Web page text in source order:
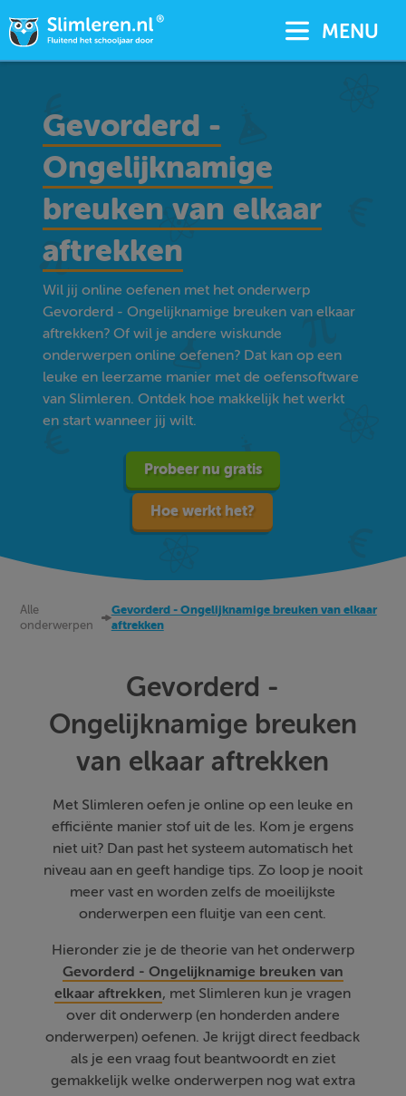
MENU
Gevorderd -
Ongelijknamige
breuken van elkaar
aftrekken
Wil jij online oefenen met het onderwerp
Gevorderd - Ongelijknamige breuken van elkaar
aftrekken? Of wil je andere wiskunde
onderwerpen online oefenen? Dat kan op een
leuke en leerzame manier met de oefensoftware
van Slimleren. Ontdek hoe makkelijk het werkt
en start wanneer jij wilt.
Probeer nu gratis
Hoe werkt het?
Alle
onderwerpen
Gevorderd - Ongelijknamige breuken van elkaar
aftrekken
Gevorderd -
Ongelijknamige breuken
van elkaar aftrekken
Met Slimleren oefen je online op een leuke en
efficiënte manier stof uit de les. Kom je ergens
niet uit? Dan past het systeem automatisch het
niveau aan en geeft handige tips. Zo loop je nooit
meer vast en worden zelfs de moeilijkste
onderwerpen een fluitje van een cent.
Hieronder zie je de theorie van het onderwerp
Gevorderd - Ongelijknamige breuken van
elkaar aftrekken, met Slimleren kun je vragen
over dit onderwerp (en honderden andere
onderwerpen) oefenen. Je krijgt direct feedback
als je een vraag fout beantwoordt en ziet
gemakkelijk welke onderwerpen nog wat extra